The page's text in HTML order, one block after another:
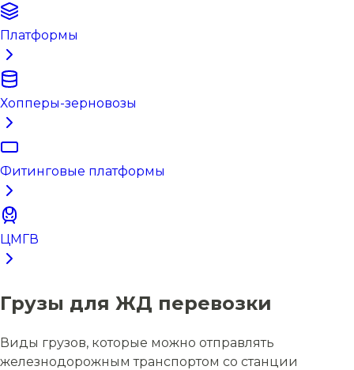
Платформы
Хопперы-зерновозы
Фитинговые платформы
ЦМГВ
Грузы для ЖД перевозки
Виды грузов, которые можно отправлять
железнодорожным транспортом со станции